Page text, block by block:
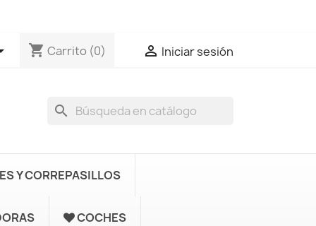
shopping_cart Carrito (0)  Iniciar sesión
search
Y CORREPASILLOS
COCHES